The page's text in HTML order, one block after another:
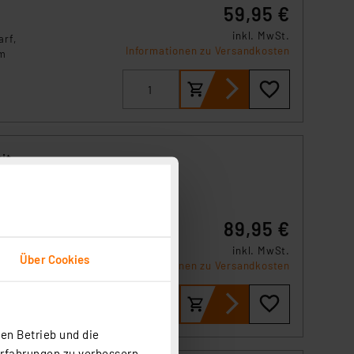
Über Cookies
Betrieb und die
59,95 €
inkl. MwSt.
Informationen zu Versandkosten
89,95 €
inkl. MwSt.
Informationen zu Versandkosten